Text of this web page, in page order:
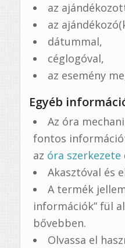
az
az
dátummal,
céglogóval,
az esemény
Egyéb
Az óra
fontos
az óra szerkezete
Akasztóval és
A termék
információk” fül
bővebben.
Olvassa el